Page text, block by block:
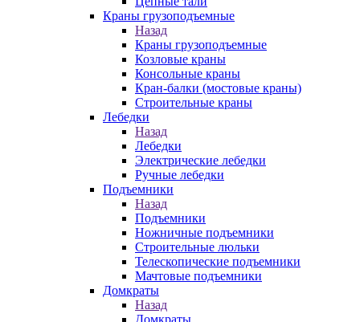
Краны грузоподъемные
Назад
Краны грузоподъемные
Козловые краны
Консольные краны
Кран-балки (мостовые краны)
Строительные краны
Лебедки
Назад
Лебедки
Электрические лебедки
Ручные лебедки
Подъемники
Назад
Подъемники
Ножничные подъемники
Строительные люльки
Телескопические подъемники
Мачтовые подъемники
Домкраты
Назад
Домкраты